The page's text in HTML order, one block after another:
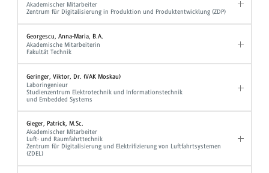
Akademischer Mitarbeiter
Zentrum für Digitalisierung in Produktion und Produktentwicklung (ZDP)
Georgescu, Anna-Maria, B.A.
Akademische Mitarbeiterin
Fakultät Technik
Geringer, Viktor, Dr. (VAK Moskau)
Laboringenieur
Studienzentrum Elektrotechnik und Informationstechnik
und Embedded Systems
Gieger, Patrick, M.Sc.
Akademischer Mitarbeiter
Luft- und Raumfahrttechnik
Zentrum für Digitalisierung und Elektrifizierung von Luftfahrtsystemen
(ZDEL)